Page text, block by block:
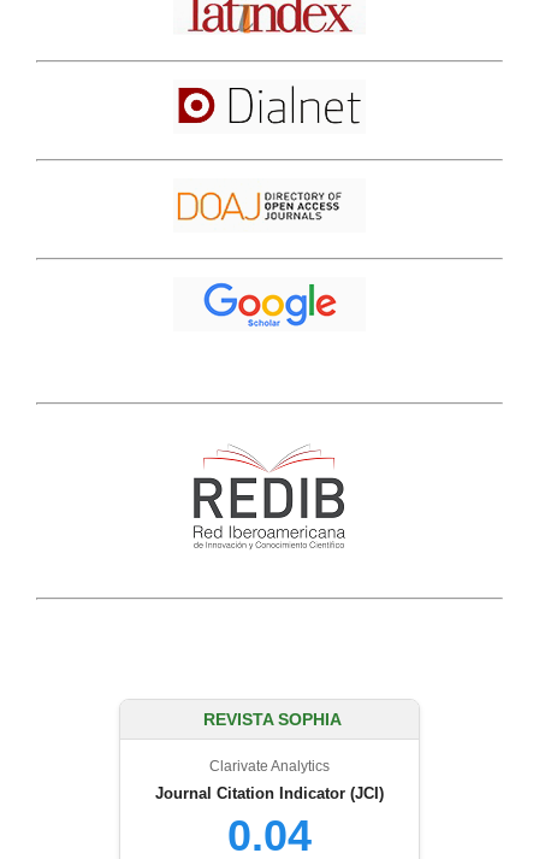
REVISTA SOPHIA
Clarivate Analytics
Journal Citation Indicator (JCI)
0.04